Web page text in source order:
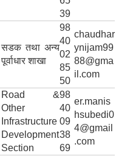
39
सडक तथा अन्य
पूर्वाधार शाखा
98
40
02
85
50
chaudhar
ynijam99
88@gma
il.com
Road &
Other
Infrastructure
Development
Section
98
40
09
38
69
er.manis
hsubedi0
4@gmail
.com